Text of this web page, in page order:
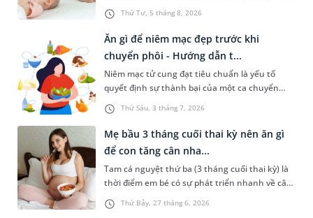
Thứ Tư, 5 tháng 8, 2026
chế độ ăn dặm, vừa dễ gặp các vấn đề rối loạn
tiêu hóa. Lựa chọn đúng dòng sữa tăng cân cho
trẻ 6 - 12 tháng phù hợp với thể trạng sẽ giúp
con tối ưu hấp thu, nhanh chóng bắt kịp đà
tăng trưởng chuẩn. Bài viết sau đây sẽ hướng
dẫn ba mẹ lựa chọn sữa phù hợp cho con và
một số lưu ý không nên bỏ qua.
Thứ Sáu, 3 tháng 7, 2026
Ăn gì để niêm mạc đẹp trước khi
chuyển phôi - Hướng dẫn t...
Niêm mạc tử cung đạt tiêu chuẩn là yếu tố
quyết định sự thành bại của một ca chuyển
phôi IVF. Để đảm bảo điều này, chị em thường
thắc mắc rất nhiều vấn đề, bao gồm ăn gì để
niêm mạc đẹp trước khi chuyển phôi. Bài viết
sau đây sẽ chia sẻ chi tiết hơn về chủ đề này để
chị em tham khảo.
Thứ Bảy, 27 tháng 6, 2026
Mẹ bầu 3 tháng cuối thai kỳ nên ăn gì
để con tăng cân nha...
Tam cá nguyệt thứ ba (3 tháng cuối thai kỳ) là
thời điểm em bé có sự phát triển nhanh về cân
nặng, đồng thời hoàn thiện các cơ quan nội
tạng quan trọng như não bộ, hệ hô hấp và hệ